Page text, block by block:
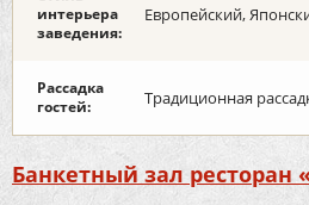
интерьера
заведения:
Европейский,
Рассадка
гостей:
Традиционная
Банкетный зал ресторан